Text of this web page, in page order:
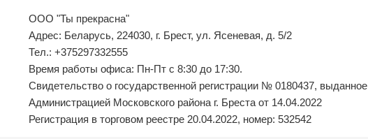
ООО "Ты прекрасна"
Адрес: Беларусь, 224030, г. Брест, ул. Ясеневая, д. 5/2
Тел.: +375297332555
Время работы офиса: Пн-Пт с 8:30 до 17:30.
Свидетельство о государственной регистрации № 0180437, выданное
Администрацией Московского района г. Бреста от 14.04.2022
Регистрация в торговом реестре 20.04.2022, номер: 532542